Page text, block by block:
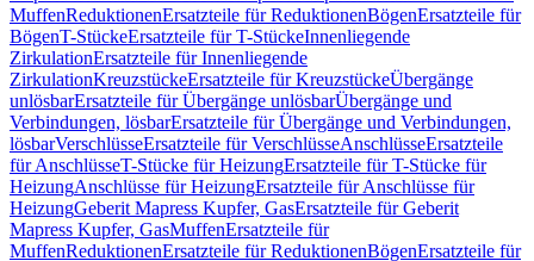
MuffenReduktionenErsatzteile für ReduktionenBögenErsatzteile für
BögenT-StückeErsatzteile für T-StückeInnenliegende
ZirkulationErsatzteile für Innenliegende
ZirkulationKreuzstückeErsatzteile für KreuzstückeÜbergänge
unlösbarErsatzteile für Übergänge unlösbarÜbergänge und
Verbindungen, lösbarErsatzteile für Übergänge und Verbindungen,
lösbarVerschlüsseErsatzteile für VerschlüsseAnschlüsseErsatzteile
für AnschlüsseT-Stücke für HeizungErsatzteile für T-Stücke für
HeizungAnschlüsse für HeizungErsatzteile für Anschlüsse für
HeizungGeberit Mapress Kupfer, GasErsatzteile für Geberit
Mapress Kupfer, GasMuffenErsatzteile für
MuffenReduktionenErsatzteile für ReduktionenBögenErsatzteile für